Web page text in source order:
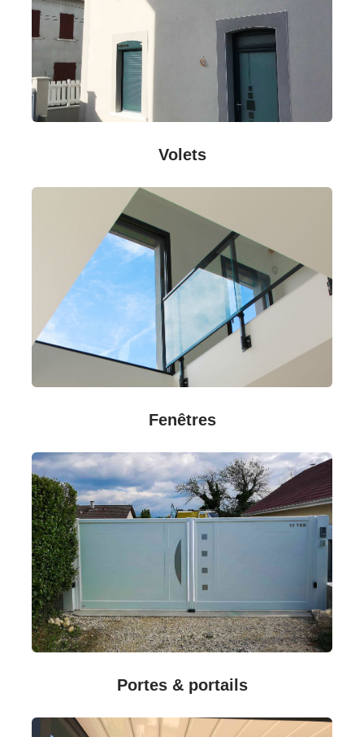
Volets
Fenêtres
Portes & portails